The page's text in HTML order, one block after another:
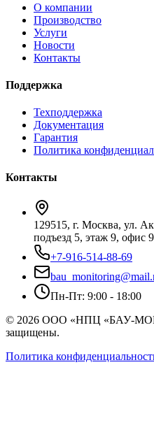
О компании
Производство
Услуги
Новости
Контакты
Поддержка
Техподдержка
Документация
Гарантия
Политика
Контакты
129515, г. Москва, ул.
подъезд 5, этаж 9, офис
+7-916-514-88-69
Пн-Пт: 9:00 - 18:00
© 2026 ООО «НПЦ «БАУ-
защищены.
Политика